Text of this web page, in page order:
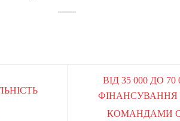
ВІД 35 000 ДО
ФІНАНСУВАННЯ
КОМАНДАМИ